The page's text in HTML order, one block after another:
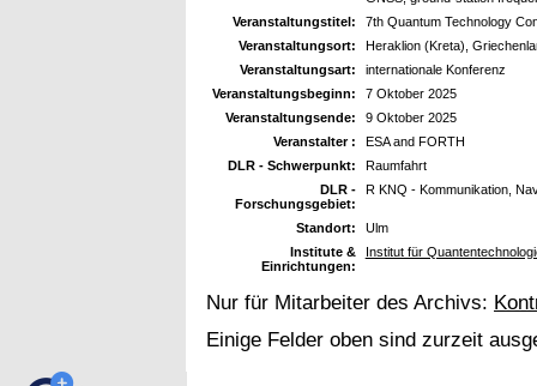
Veranstaltungstitel:
7th Quantum Technology
Veranstaltungsort:
Heraklion (Kreta),
Veranstaltungsart:
internationale Konferenz
Veranstaltungsbeginn:
7 Oktober 2025
Veranstaltungsende:
9 Oktober 2025
Veranstalter :
ESA and FORTH
DLR - Schwerpunkt:
Raumfahrt
DLR -
Forschungsgebiet:
R KNQ - Kommunikation,
Standort:
Ulm
Institute &
Einrichtungen:
Institut für
Nur für Mitarbeiter des Archivs:
Einige Felder oben sind zurzeit